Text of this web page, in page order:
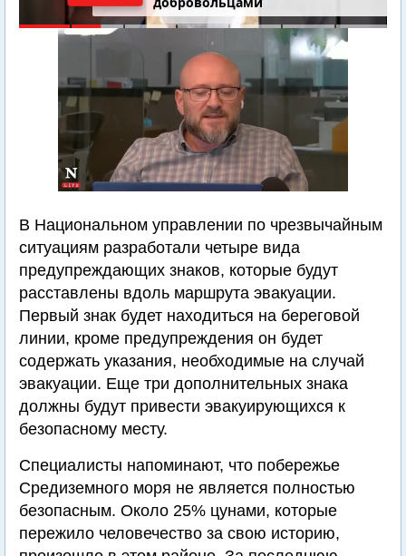
В Национальном управлении по чрезвычайным
ситуациям разработали четыре вида
предупреждающих знаков, которые будут
расставлены вдоль маршрута эвакуации.
Первый знак будет находиться на береговой
линии, кроме предупреждения он будет
содержать указания, необходимые на случай
эвакуации. Еще три дополнительных знака
должны будут привести эвакуирующихся к
безопасному месту.
Специалисты напоминают, что побережье
Средиземного моря не является полностью
безопасным. Около 25% цунами, которые
пережило человечество за свою историю,